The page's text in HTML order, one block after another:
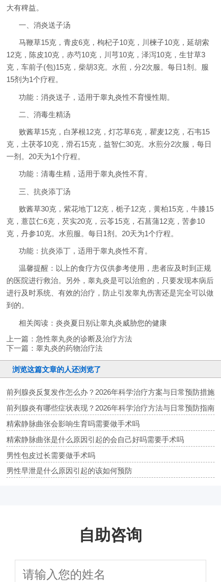
大有稗益。
一、消炎送子汤
马鞭草15克，青皮6克，枸杞子10克，川楝子10克，延胡索
12克，陈皮10克，赤芍10克，川芎10克，泽泻10克，生甘草3
克，车前子(包)15克，柴胡3克。水煎，分2次服。每日1剂。服
15剂为1个疗程。
功能：消炎送子，适用于睾丸炎性不育慢性期。
二、消毒生精汤
败酱草15克，白茅根12克，灯芯草6克，瞿麦12克，石韦15
克，土茯苓10克，滑石15克，益智仁30克。水煎分2次服，每日
一剂。20天为1个疗程。
功能：清毒生精，适用于睾丸炎性不育。
三、抗炎添丁汤
败酱草30克，紫花地丁12克，栀子12克，黄柏15克，牛膝15
克，薏苡仁6克，芡实20克，云苓15克，石菖蒲12克，苦参10
克，丹参10克。水煎服。每日1剂。20天为1个疗程。
功能：抗炎添丁，适用于睾丸炎性不育。
温馨提醒：以上的食疗方仅供参考使用，患者应及时到正规
的医院进行救治。另外，睾丸炎是可以治愈的，只要发现本病后
进行及时系统、有效的治疗，防止引发睾丸伤害还是完全可以做
到的。
相关阅读：炎炎夏日别让睾丸炎威胁您的健康
上一篇： 急性睾丸炎的诊断及治疗方法
下一篇： 睾丸炎的药物治疗法
浏览这篇文章的人还浏览了
前列腺炎反复发作怎么办？2026年科学治疗方案与日常预防措施
前列腺炎有哪些症状表现？2026年科学治疗方法与日常预防指南
精索静脉曲张会影响生育吗需要做手术吗
精索静脉曲张是什么原因引起的会自己好吗需要手术吗
男性包皮过长需要做手术吗
男性早泄是什么原因引起的该如何预防
自助咨询